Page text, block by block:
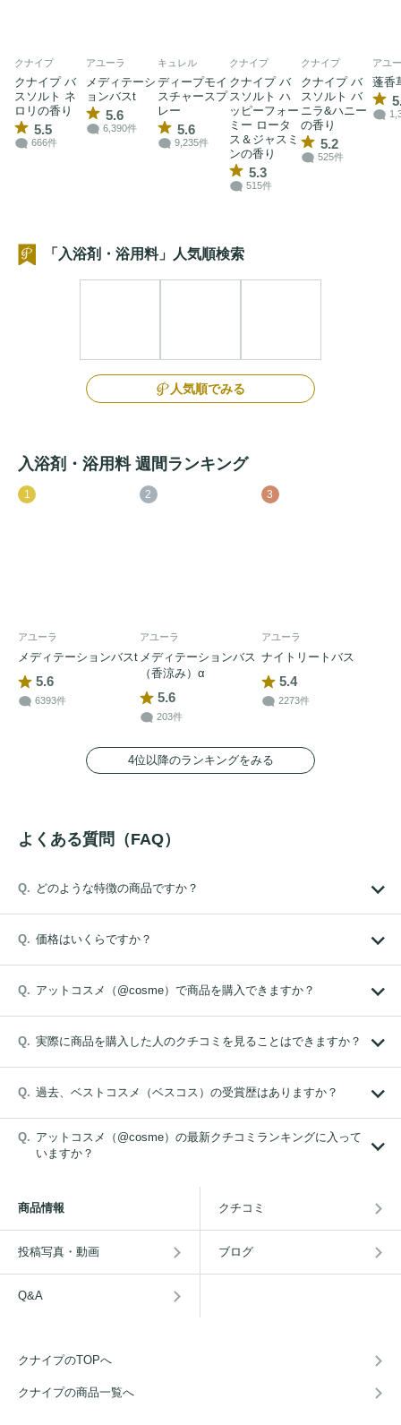
クナイプ
クナイプ バ
スソルト ネ
ロリの香り
5.5
666件
アユーラ
メディテーシ
ョンバスt
5.6
6,390件
キュレル
ディープモイ
スチャースプ
レー
5.6
9,235件
クナイプ
クナイプ バ
スソルト ハ
ッピーフォー
ミー ロータ
ス＆ジャスミ
ンの香り
5.3
515件
クナイプ
クナイプ バ
スソルト バ
ニラ&ハニー
の香り
5.2
525件
アユ
蓬香
「入浴剤・浴用料」人気順検索
人気順でみる
入浴剤・浴用料 週間ランキング
1
アユーラ
メディテーションバスt
5.6
6393件
2
アユーラ
メディテーションバス
（香涼み）α
5.6
203件
3
アユーラ
ナイトリートバス
5.4
2273件
4位以降のランキングをみる
よくある質問（FAQ）
どのような特徴の商品ですか？
価格はいくらですか？
アットコスメ（@cosme）で商品を購入できますか？
実際に商品を購入した人のクチコミを見ることはできますか？
過去、ベストコスメ（ベスコス）の受賞歴はありますか？
アットコスメ（@cosme）の最新クチコミランキングに入って
いますか？
商品情報 クチコミ
投稿写真・動画 ブログ
Q&A
クナイプのTOPへ
クナイプの商品一覧へ